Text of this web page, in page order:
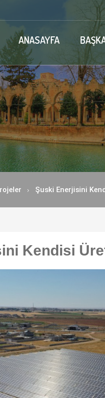
ANASAYFA
Şuski Enerjisini
Kendisi